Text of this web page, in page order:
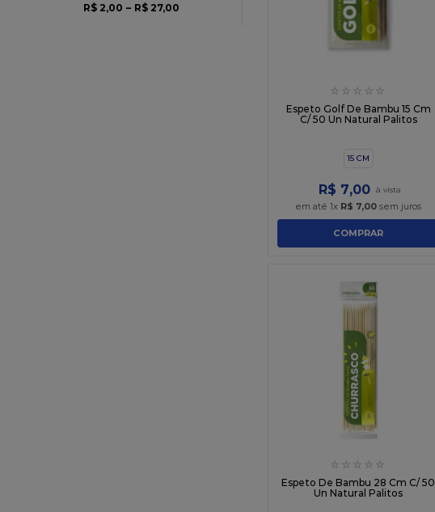
R$ 2,00 – R$ 27,00
☆ ☆ ☆ ☆ ☆
Espeto Golf De Bambu 15 Cm
C/ 50 Un Natural Palitos
15 CM
R$ 7,00
em até 1x R$ 7,00 sem juros
COMPRAR
☆ ☆ ☆ ☆ ☆
Espeto De Bambu 28 Cm C/ 50
Un Natural Palitos